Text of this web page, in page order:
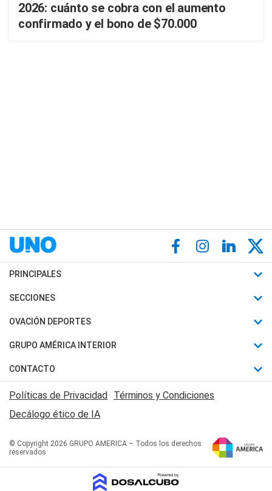
2026: cuánto se cobra con el aumento
confirmado y el bono de $70.000
PRINCIPALES
Últimas Noticias
Política
Judiciales
Economia
SECCIONES
Horóscopo
Motores
Trucos caseros
Series y Películas
Edictos y Solicitadas
OVACIÓN DEPORTES
Fútbol
Mundial
Automovilismo
Rugby
Básquet
GRUPO AMÉRICA INTERIOR
Canal 7 en Vivo
San Juan 8
CONTACTO
Acerca de Nosotros
Contactanos
Políticas de Privacidad Términos y Condiciones
Decálogo ético de IA
© Copyright 2026 GRUPO AMERICA – Todos los derechos
reservados